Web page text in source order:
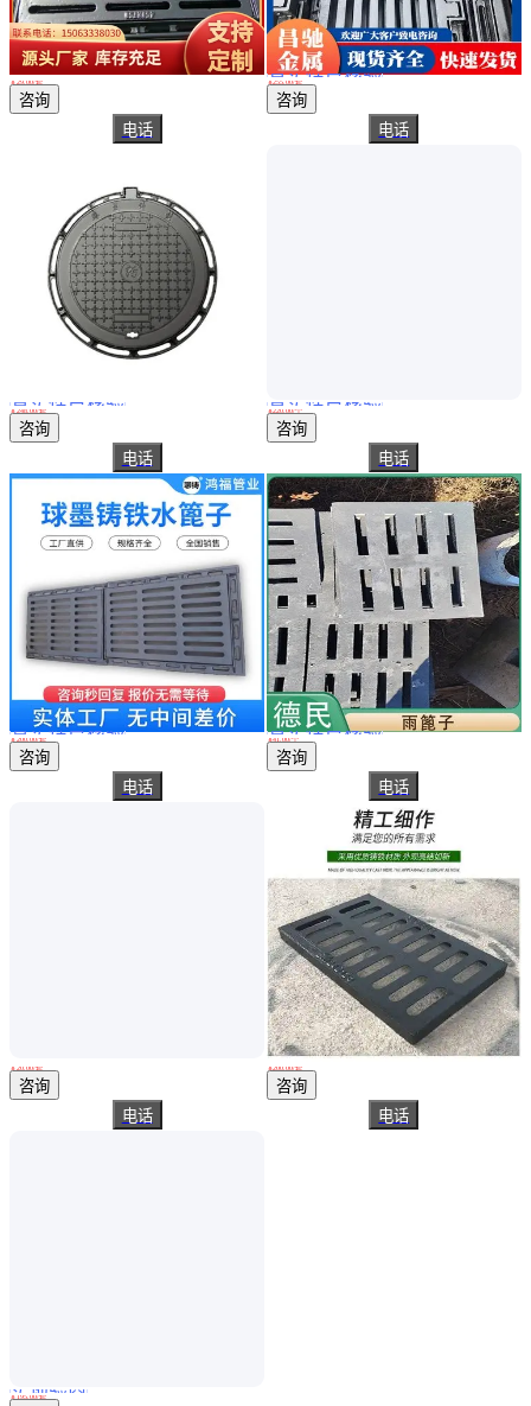
铁铮制造球墨铸铁井盖人行道雨水篦子偏沟式水沟盖水表井铁沟盖板
￥ 29.00/套
山西运城
咨询
电话
东创 下水道雨水球墨铸铁井盖板篦子铸造生产厂偏沟式雨水口箅子
真实性已核验
￥ 248.00/套
山西吕梁
咨询
电话
偏沟式球墨铸铁雨水篦子 串联组合水箅子盖板 重型过车雨水口井盖
真实性已核验
￥ 200.00/套
山东聊城
咨询
电话
￥ 20.00/套
黑龙江伊春
咨询
电话
偏沟式球墨铸铁雨水篦子 长75cm宽45cm 街道下水道用沟盖板 博辉
实地验商
￥ 195.00/套
山东聊城
昌驰供应 球墨铸铁 偏沟式双篦子雨水口井盖 450*1500连体雨水篦子
真实性已核验
￥255 .00/套
山东聊城
咨询
电话
750X450球墨铸铁雨水套篦 铸铁偏沟雨水篦子 雨水口盖板带底座
真实性已核验
￥220 .00/个
山东聊城
咨询
电话
侧排雨水篦子产品质量强YBZ009德民建材用作园林设施
真实性已核验
￥41 .00/个
河北石家庄
咨询
电话
￥200 .00/套
湖北武汉
咨询
电话